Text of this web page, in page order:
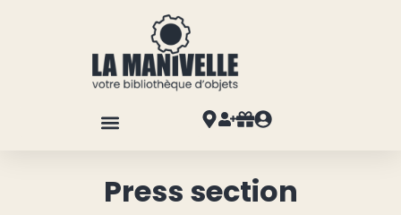
Press section